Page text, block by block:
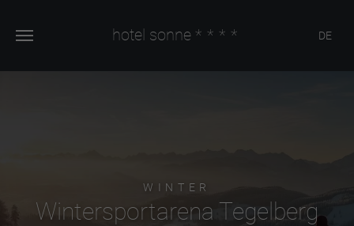
hotel sonne **** DE
WINTER
Wintersportarena Tegelberg